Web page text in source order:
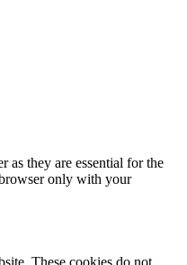
as they are essential for the
only with your
These cookies do not